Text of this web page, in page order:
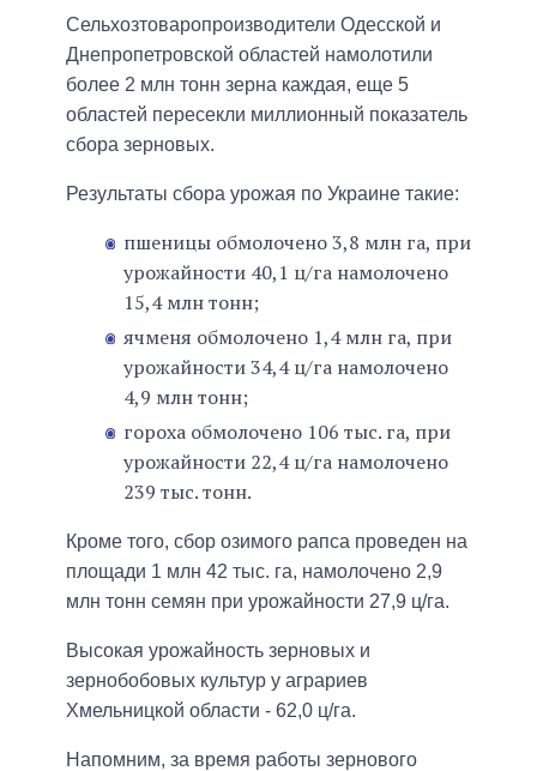
Сельхозтоваропроизводители Одесской и
Днепропетровской областей намолотили
более 2 млн тонн зерна каждая, еще 5
областей пересекли миллионный показатель
сбора зерновых.
Результаты сбора урожая по Украине такие:
пшеницы обмолочено 3,8 млн га, при
урожайности 40,1 ц/га намолочено
15,4 млн тонн;
ячменя обмолочено 1,4 млн га, при
урожайности 34,4 ц/га намолочено
4,9 млн тонн;
гороха обмолочено 106 тыс. га, при
урожайности 22,4 ц/га намолочено
239 тыс. тонн.
Кроме того, сбор озимого рапса проведен на
площади 1 млн 42 тыс. га, намолочено 2,9
млн тонн семян при урожайности 27,9 ц/га.
Высокая урожайность зерновых и
зернобобовых культур у аграриев
Хмельницкой области - 62,0 ц/га.
Напомним, за время работы зернового